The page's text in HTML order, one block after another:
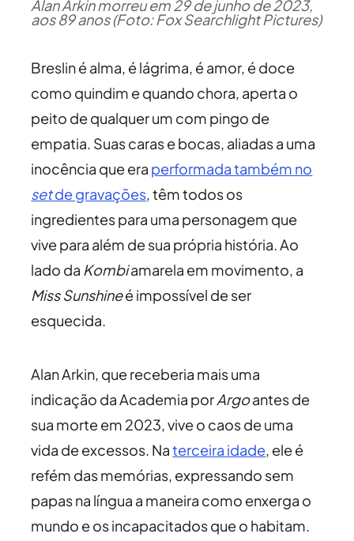
Alan Arkin morreu em 29 de junho de 2023,
aos 89 anos (Foto: Fox Searchlight Pictures)
Breslin é alma, é lágrima, é amor, é doce
como quindim e quando chora, aperta o
peito de qualquer um com pingo de
empatia. Suas caras e bocas, aliadas a uma
inocência que era performada também no
setde gravações, têm todos os
ingredientes para uma personagem que
vive para além de sua própria história. Ao
lado da Kombiamarela em movimento, a
Miss Sunshineé impossível de ser
esquecida.
Alan Arkin, que receberia mais uma
indicação da Academia porArgoantes de
sua morte em 2023, vive o caos de uma
vida de excessos. Naterceira idade, ele é
refém das memórias, expressando sem
papas na língua a maneira como enxerga o
mundo e os incapacitados que o habitam.